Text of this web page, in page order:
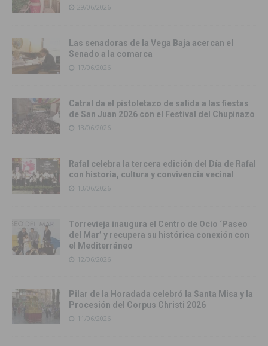
29/06/2026
Las senadoras de la Vega Baja acercan el
Senado a la comarca
17/06/2026
Catral da el pistoletazo de salida a las fiestas
de San Juan 2026 con el Festival del Chupinazo
13/06/2026
Rafal celebra la tercera edición del Día de Rafal
con historia, cultura y convivencia vecinal
13/06/2026
Torrevieja inaugura el Centro de Ocio ‘Paseo
del Mar’ y recupera su histórica conexión con
el Mediterráneo
12/06/2026
Pilar de la Horadada celebró la Santa Misa y la
Procesión del Corpus Christi 2026
11/06/2026